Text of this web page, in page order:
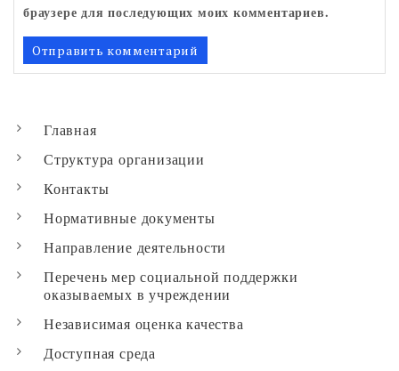
браузере для последующих моих комментариев.
Главная
Структура организации
Контакты
Нормативные документы
Направление деятельности
Перечень мер социальной поддержки
оказываемых в учреждении
Независимая оценка качества
Доступная среда